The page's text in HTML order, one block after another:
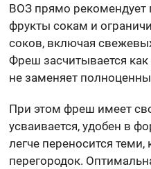
ВОЗ прямо рекомендует
фрукты сокам и
соков, включая
Фреш засчитывается
не заменяет
При этом фреш имеет
усваивается, удобен в
легче переносится
перегородок.